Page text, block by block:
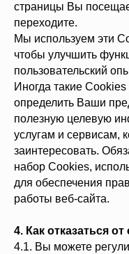
страницы Вы
переходите.
Мы используем эти
чтобы улучшить
пользовательский
Иногда такие
определить Ваши
полезную целевую
услугам и сервисам,
заинтересовать.
набор Cookies,
для обеспечения
работы веб-сайта.
4. Как отказаться
4.1. Вы можете